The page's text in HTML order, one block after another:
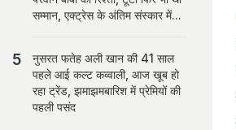
सम्मान, एक्ट्रेस के अंतिम संस्कार में...
नुसरत फतेह अली खान की 41 साल
पहले आई कल्ट कव्वाली, आज खूब हो
रहा ट्रेंड, झमाझमबारिश में प्रेमियों की
पहली पसंद